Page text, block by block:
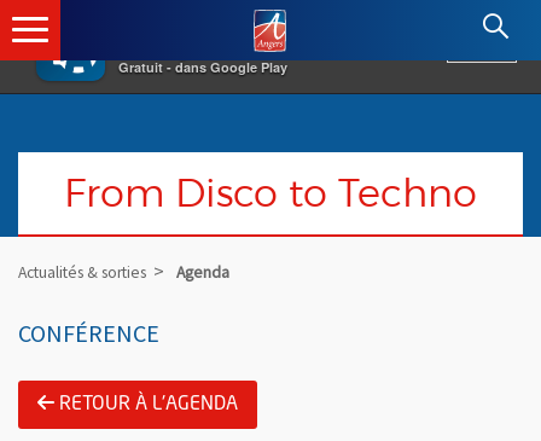
×
Gratuit - dans Google Play
Angers.fr : Retour à l'accueil
From Disco to Techno
Actualités & sorties Agenda
CONFÉRENCE
RETOUR À L'AGENDA